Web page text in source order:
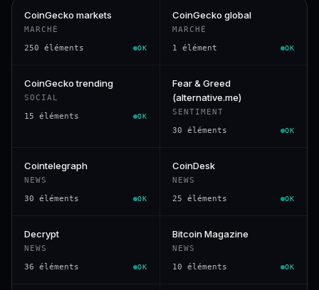
CoinGecko markets
MARCHÉ
250 éléments OK
CoinGecko global
MARCHÉ
1 élément OK
CoinGecko trending
SOCIAL
15 éléments OK
Fear & Greed
(alternative.me)
SENTIMENT
30 éléments OK
Cointelegraph
NEWS
30 éléments OK
CoinDesk
NEWS
25 éléments OK
Decrypt
NEWS
36 éléments OK
Bitcoin Magazine
NEWS
10 éléments OK